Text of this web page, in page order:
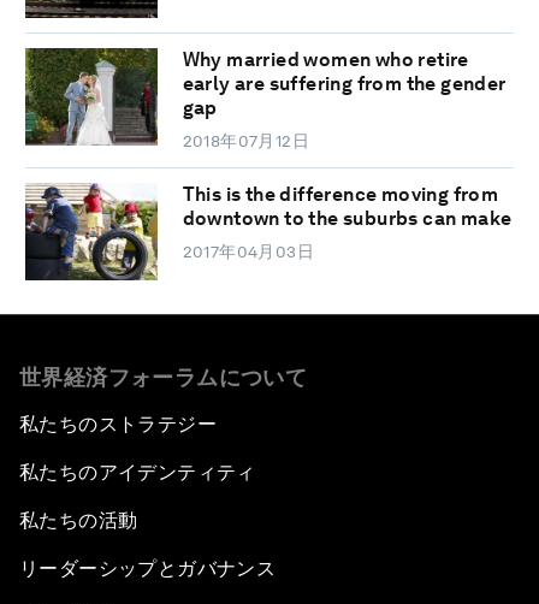
Why married women who retire
early are suffering from the gender
gap
2018年07月12日
This is the difference moving from
downtown to the suburbs can make
2017年04月03日
世界経済フォーラムについて
私たちのストラテジー
私たちのアイデンティティ
私たちの活動
リーダーシップとガバナンス